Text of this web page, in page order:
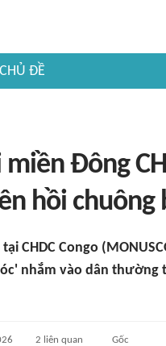
CHỦ ĐỀ
Đông
hồi chuông
CHDC Congo
nhắm vào dân
2 liên quan Gốc